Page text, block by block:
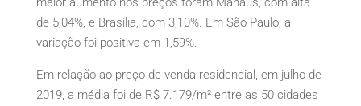
de 5,04%, e Brasília, com 3,10%. Em São Paulo, a
variação foi positiva em 1,59%.
Em relação ao preço de venda residencial, em julho de
2019, a média foi de R$ 7.179/m² entre as 50 cidades